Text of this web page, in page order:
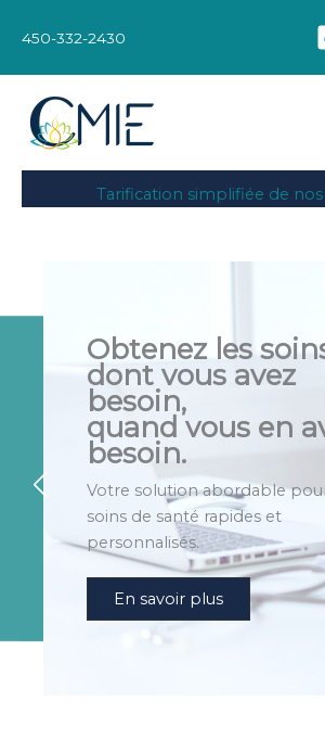
450-332-2430
Tarification simplifiée de nos
Obtenez les
dont vous avez
besoin,
quand vous en
besoin.
Votre solution abordable
soins de santé rapides et
personnalisés.
En savoir plus